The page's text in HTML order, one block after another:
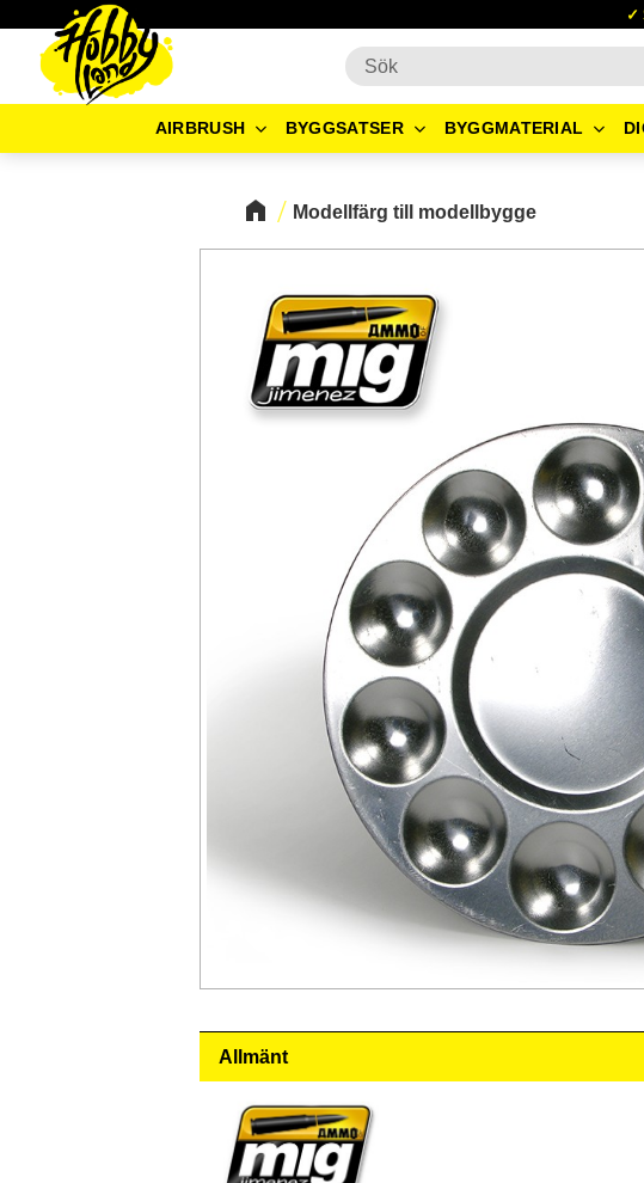
AIRBRUSH BYGGSATSER BYGGMATERIAL
Modellfärg till modellbygge
Allmänt